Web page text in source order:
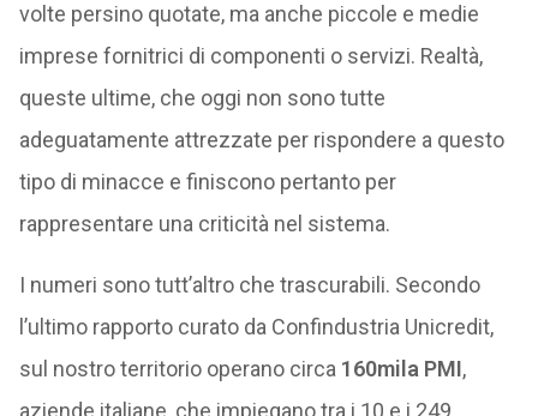
volte persino quotate, ma anche piccole e medie
imprese fornitrici di componenti o servizi. Realtà,
queste ultime, che oggi non sono tutte
adeguatamente attrezzate per rispondere a questo
tipo di minacce e finiscono pertanto per
rappresentare una criticità nel sistema.
I numeri sono tutt’altro che trascurabili. Secondo
l’ultimo rapporto curato da Confindustria Unicredit,
sul nostro territorio operano circa 160mila PMI,
aziende italiane, che impiegano tra i 10 e i 249